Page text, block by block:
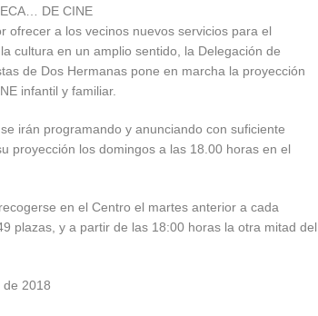
DE CINE
ofrecer a los vecinos nuevos servicios para el
cultura en un amplio sentido, la Delegación de
de Dos Hermanas pone en marcha la proyección
infantil y familiar.
irán programando y anunciando con suficiente
proyección los domingos a las 18.00 horas en el
en el Centro el martes anterior a cada
plazas, y a partir de las 18:00 horas la otra mitad del
2018